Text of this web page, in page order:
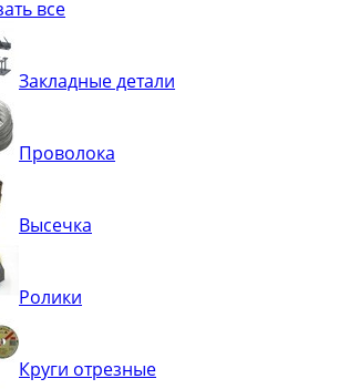
Квадрат
Труба декоративная
орнамента из квадрата, трубы
Лавки
все
Закладные детали
Проволока
Высечка
Ролики
Круги отрезные